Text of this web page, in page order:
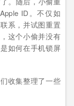
ID。不仅如
系，并试图重置
这个小偷并没有
如何在手机锁屏
收集整理了一些